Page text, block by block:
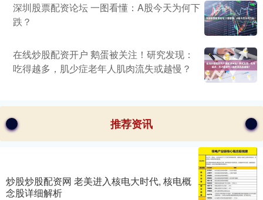
深圳股票配资论坛 一图看懂：A股今天为何下
跌？
在线炒股配资开户 鹅蛋被关注！研究发现：
吃得越多，肌少症老年人肌肉流失或越慢？
推荐资讯
炒股炒股配资网 老美进入核电大时代, 核电概
念股详细解析